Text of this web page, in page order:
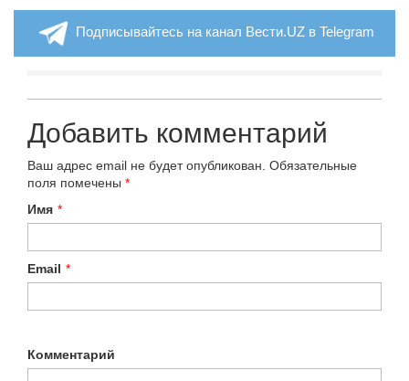
Подписывайтесь на канал Вести.UZ в Telegram
Добавить комментарий
Ваш адрес email не будет опубликован. Обязательные
поля помечены *
Имя *
Email *
Комментарий